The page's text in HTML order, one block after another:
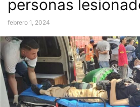
personas
febrero 1, 2024